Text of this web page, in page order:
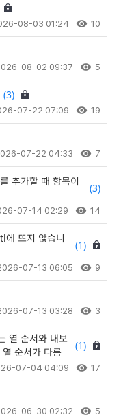
08-03 01:24 10
08-02 09:37 5
(3)
07-22 07:09 19
07-22 04:33 7
추가할 때 항목이
(3)
07-14 02:29 14
에 뜨지 않습니
(1)
07-13 06:05 9
07-13 03:28 3
열 순서와 내보
순서가 다름
(1)
07-04 04:09 17
06-30 02:32 5